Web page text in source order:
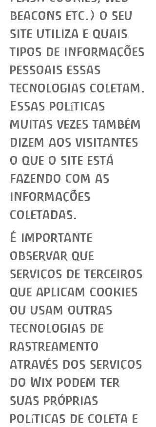
beacons etc.) o seu
site utiliza e quais
tipos de informações
pessoais essas
tecnologias coletam.
Essas políticas
muitas vezes também
dizem aos visitantes
o que o site está
fazendo com as
informações
coletadas.
É importante
observar que
serviços de terceiros
que aplicam cookies
ou usam outras
tecnologias de
rastreamento
através dos serviços
do Wix podem ter
suas próprias
políticas de coleta e